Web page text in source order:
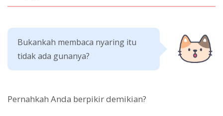
Bukankah membaca nyaring itu
tidak ada gunanya?
Pernahkah Anda berpikir demikian?